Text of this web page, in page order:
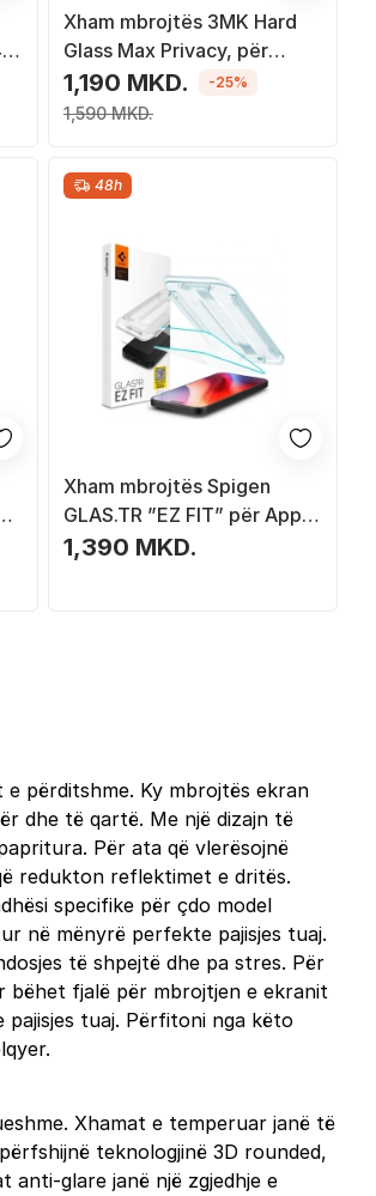
Xham mbrojtës 3MK Hard
Glass Max Privacy, për
iPhone X/Xs
1,190 MKD.
1,590 MKD.
-25%
48h
Xham mbrojtës Spigen
GLAS.TR ”EZ FIT” për Apple
iPhone 16 Pro Max,
1,390 MKD.
përditshme. Ky mbrojtës ekran
dhe të qartë. Me një dizajn të
Për ata që vlerësojnë
redukton reflektimet e dritës.
specifike për çdo model
në mënyrë perfekte pajisjes tuaj.
të shpejtë dhe pa stres. Për
bëhet fjalë për mbrojtjen e ekranit
tuaj. Përfitoni nga këto
Xhamat e temperuar janë të
teknologjinë 3D rounded,
glare janë një zgjedhje e